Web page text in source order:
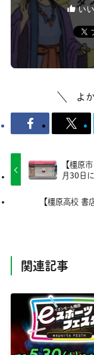
い
よ
【橿原
月30日
【橿原高校 書
関連記事